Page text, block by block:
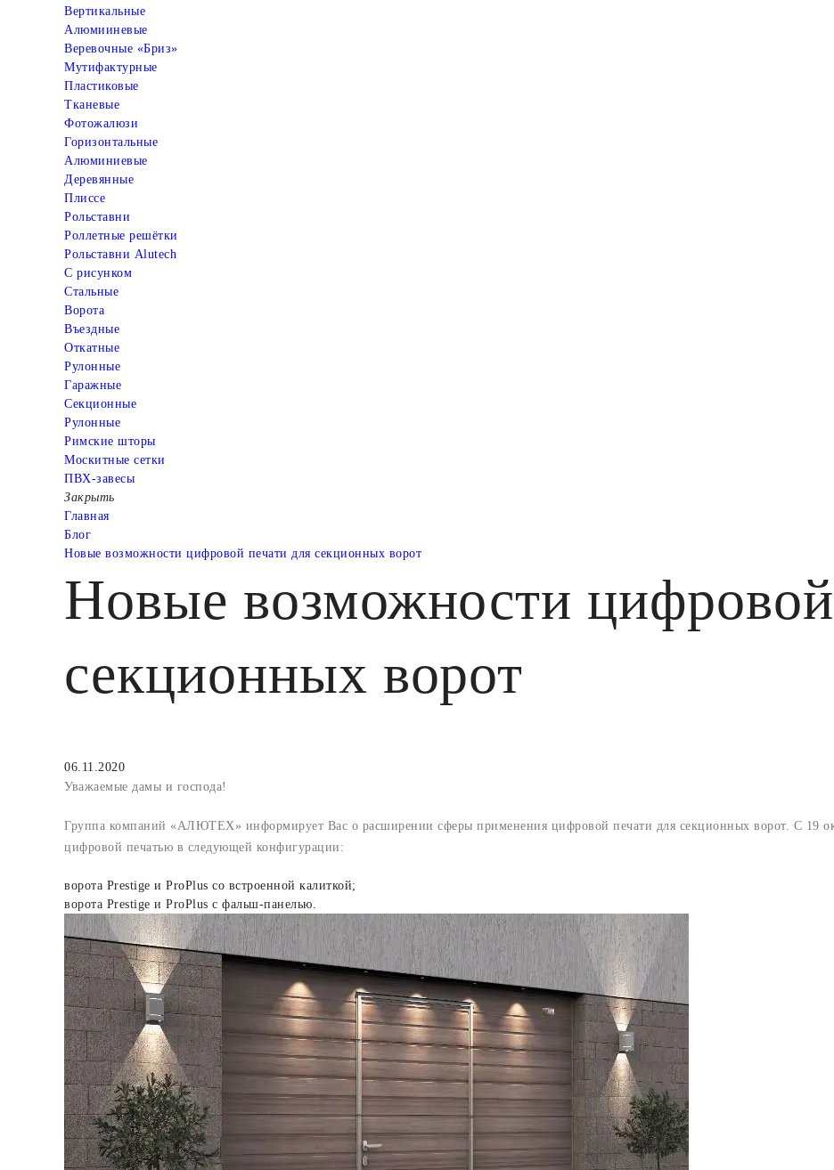
Вертикальные
Алюмииневые
Веревочные «Бриз»
Мутифактурные
Пластиковые
Тканевые
Фотожалюзи
Горизонтальные
Алюминиевые
Деревянные
Плиссе
Рольставни
Роллетные решётки
Рольставни Alutech
С рисунком
Стальные
Ворота
Въездные
Откатные
Рулонные
Гаражные
Cекционные
Рулонные
Римские шторы
Москитные сетки
ПВХ-завесы
Закрыть
Главная
Блог
Новые возможности цифровой печати для секционных ворот
Новые возможности
секционных ворот
06.11.2020
Уважаемые дамы и господа!
Группа компаний «АЛЮТЕХ» информирует Вас о расширении сферы применения цифровой печати для секционных ворот. С 19
цифровой печатью в следующей конфигурации:
ворота Prestige и ProPlus со встроенной калиткой;
ворота Prestige и ProPlus с фальш-панелью.